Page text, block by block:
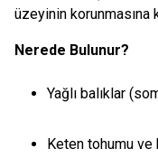
üzeyinin korunmasına
Nerede Bulunur?
Yağlı balıklar
Keten tohumu ve